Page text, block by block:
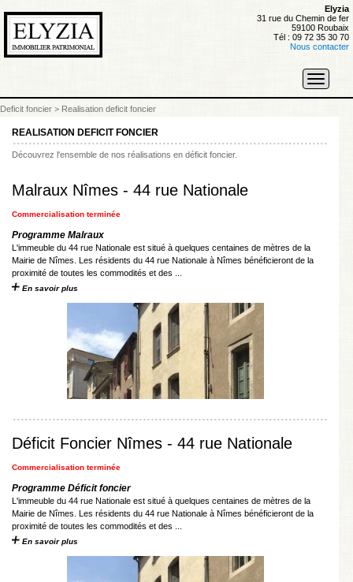
Elyzia
31 rue du Chemin de fer
59100 Roubaix
Tél : 09 72 35 30 70
Nous contacter
Toggle
Deficit foncier > Realisation deficit foncier
REALISATION DEFICIT FONCIER
Découvrez l'ensemble de nos réalisations en déficit foncier.
Malraux Nîmes - 44 rue Nationale
Commercialisation terminée
Programme Malraux
L'immeuble du 44 rue Nationale est situé à quelques centaines de mètres de la
Mairie de Nîmes. Les résidents du 44 rue Nationale à Nîmes bénéficieront de la
proximité de toutes les commodités et des ...
En savoir plus
Déficit Foncier Nîmes - 44 rue Nationale
Commercialisation terminée
Programme Déficit foncier
L'immeuble du 44 rue Nationale est situé à quelques centaines de mètres de la
Mairie de Nîmes. Les résidents du 44 rue Nationale à Nîmes bénéficieront de la
proximité de toutes les commodités et des ...
En savoir plus